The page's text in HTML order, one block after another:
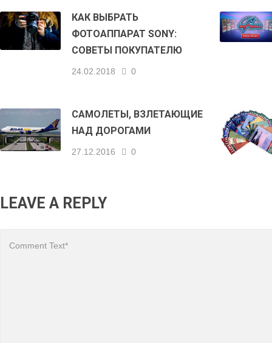
КАК ВЫБРАТЬ
ФОТОАППАРАТ SONY:
СОВЕТЫ ПОКУПАТЕЛЮ
24.02.2018 0
САМОЛЕТЫ, ВЗЛЕТАЮЩИЕ
НАД ДОРОГАМИ
27.12.2016 0
LEAVE A REPLY